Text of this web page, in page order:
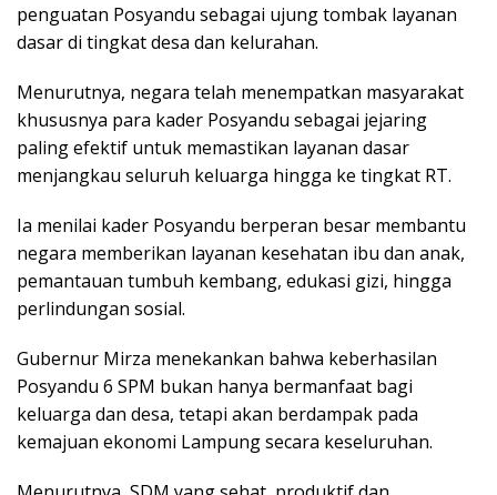
penguatan Posyandu sebagai ujung tombak layanan
dasar di tingkat desa dan kelurahan.
Menurutnya, negara telah menempatkan masyarakat
khususnya para kader Posyandu sebagai jejaring
paling efektif untuk memastikan layanan dasar
menjangkau seluruh keluarga hingga ke tingkat RT.
Ia menilai kader Posyandu berperan besar membantu
negara memberikan layanan kesehatan ibu dan anak,
pemantauan tumbuh kembang, edukasi gizi, hingga
perlindungan sosial.
Gubernur Mirza menekankan bahwa keberhasilan
Posyandu 6 SPM bukan hanya bermanfaat bagi
keluarga dan desa, tetapi akan berdampak pada
kemajuan ekonomi Lampung secara keseluruhan.